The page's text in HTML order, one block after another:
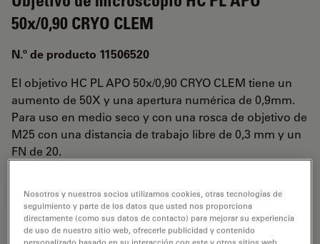
50x/0,90 CRYO CLEM
N.º de producto 11506520
El objetivo HC PL APO 50x/0,90 CRYO CLEM tiene un
aumento de 50X y una apertura numérica de 0,9mm.
Para uso en medio seco y con una rosca de objetivo de
M25 con una distancia de trabajo libre de 0,3 mm y un
FN de 20.
REQUEST FOR QUOTE
Nosotros y nuestros socios utilizamos cookies, otras tecnologías de
seguimiento y parte de los datos que usted nos proporciona
directamente (como sus datos de contacto) para mejorar su experiencia
de uso de nuestro sitio web, ofrecerle publicidad y contenido